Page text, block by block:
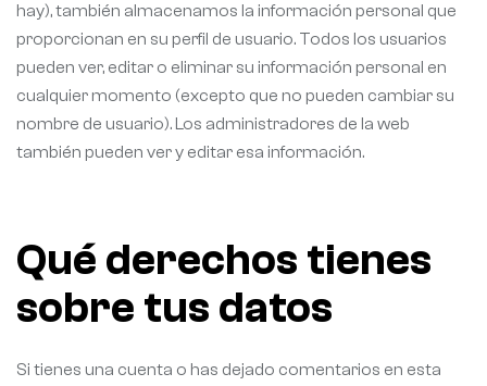
hay), también almacenamos la información personal que
proporcionan en su perfil de usuario. Todos los usuarios
pueden ver, editar o eliminar su información personal en
cualquier momento (excepto que no pueden cambiar su
nombre de usuario). Los administradores de la web
también pueden ver y editar esa información.
Qué derechos tienes
sobre tus datos
Si tienes una cuenta o has dejado comentarios en esta